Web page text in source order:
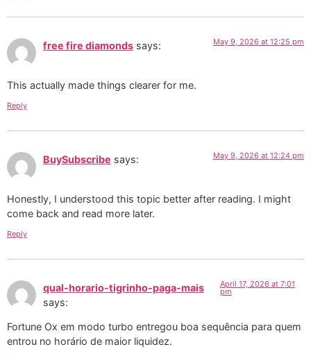
free fire diamonds says: May 9, 2026 at 12:25 pm
This actually made things clearer for me.
Reply
BuySubscribe says: May 9, 2026 at 12:24 pm
Honestly, I understood this topic better after reading. I might
come back and read more later.
Reply
qual-horario-tigrinho-paga-mais
says:
April 17, 2026 at 7:01
pm
Fortune Ox em modo turbo entregou boa sequência para quem
entrou no horário de maior liquidez.